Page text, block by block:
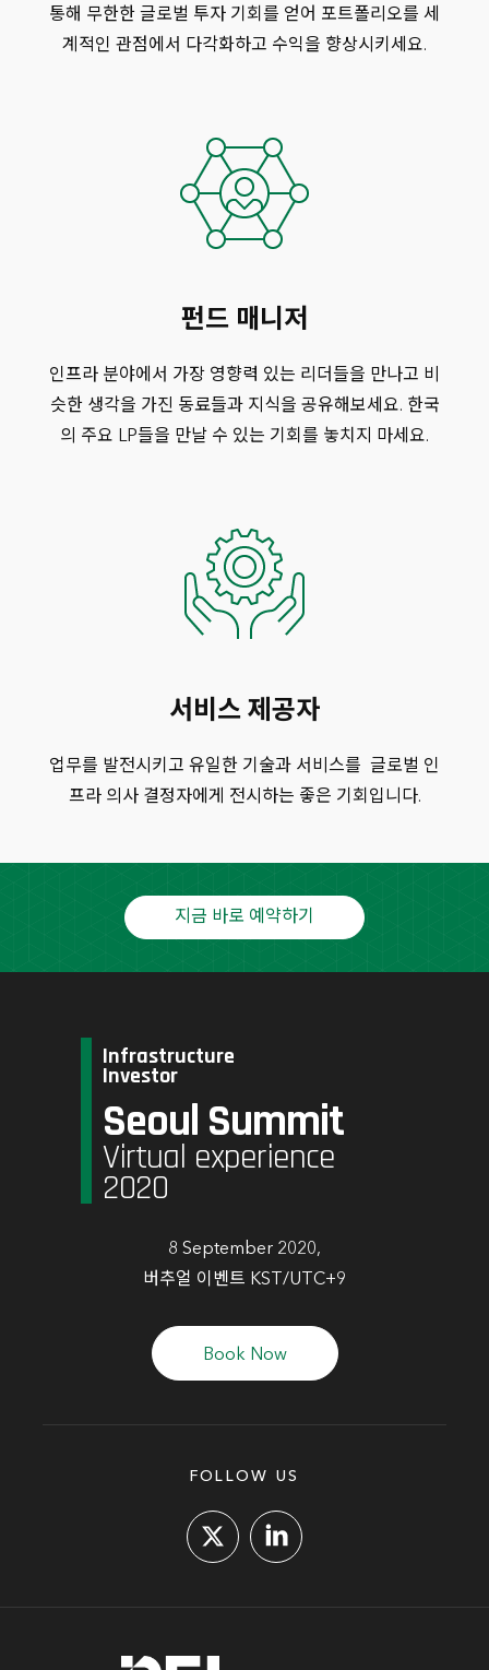
통해 무한한 글로벌 투자 기회를 얻어 포트폴리오를 세
계적인 관점에서 다각화하고 수익을 향상시키세요.
펀드 매니저
인프라 분야에서 가장 영향력 있는 리더들을 만나고 비
슷한 생각을 가진 동료들과 지식을 공유해보세요. 한국
의 주요 LP들을 만날 수 있는 기회를 놓치지 마세요.
서비스 제공자
업무를 발전시키고 유일한 기술과 서비스를 글로벌 인
프라 의사 결정자에게 전시하는 좋은 기회입니다.
지금 바로 예약하기
Infrastructure
Investor
Seoul Summit
Virtual experience
2020
8 September 2020,
버추얼 이벤트 KST/UTC+9
Book Now
FOLLOW US